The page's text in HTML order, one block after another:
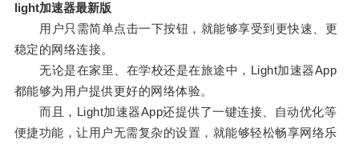
light加速器最新版
用户只需简单点击一下按钮，就能够享受到更快速、更
稳定的网络连接。
无论是在家里、在学校还是在旅途中，Light加速器App
都能够为用户提供更好的网络体验。
而且，Light加速器App还提供了一键连接、自动优化等
便捷功能，让用户无需复杂的设置，就能够轻松畅享网络乐